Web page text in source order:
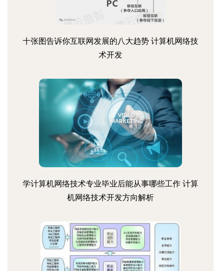
十张图告诉你互联网发展的八大趋势 计算机网络技
术开发
学计算机网络技术专业毕业后能从事哪些工作 计算
机网络技术开发方向解析